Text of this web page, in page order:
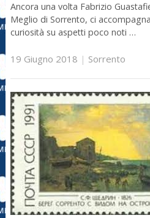
Ancora una volta Fabrizio
Meglio di Sorrento, ci
curiosità su aspetti poco noti …
19 Giugno 2018 | Sorrento